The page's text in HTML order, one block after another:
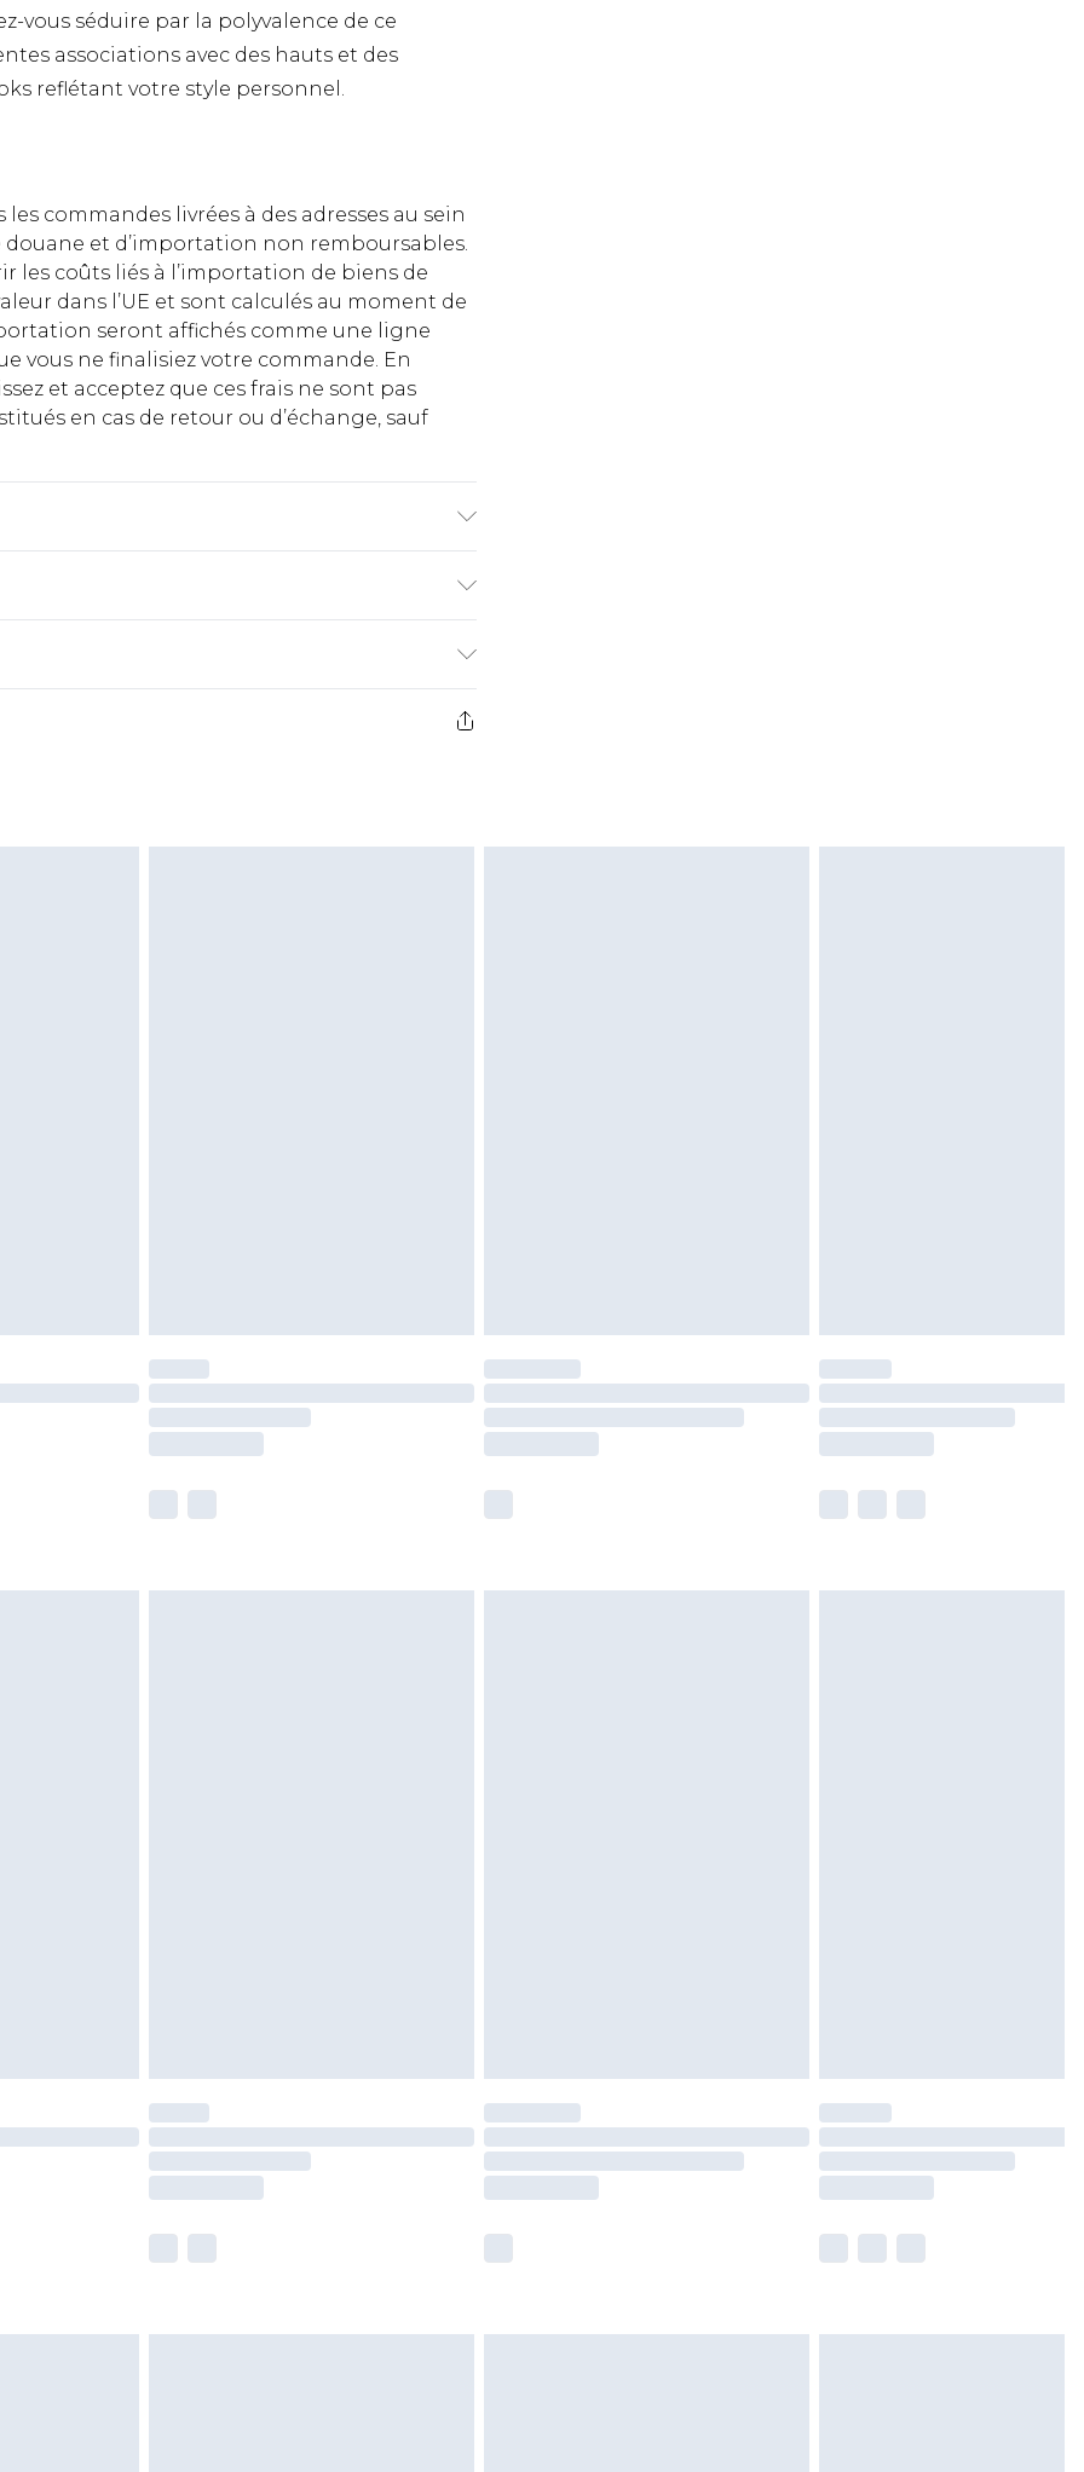
vous séduire par la polyvalence de ce
associations avec des hauts et des
reflétant votre style personnel.
commandes livrées à des adresses au sein
douane et d’importation non remboursables.
les coûts liés à l’importation de biens de
dans l’UE et sont calculés au moment de
seront affichés comme une ligne
vous ne finalisiez votre commande. En
et acceptez que ces frais ne sont pas
en cas de retour ou d’échange, sauf
€2.99
€9.99